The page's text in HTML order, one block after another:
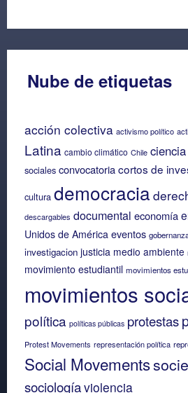
Nube de etiquetas
acción colectiva activismo político
Latina cambio climático Chile
sociales convocatoriacortos de
cultura democracia
descargables documental economía
Unidos de América eventos
investigacion justicia medio ambiente
movimiento estudiantil movimientos
movimientos
política políticas públicas protestas
Protest Movements representación política
Social Movements
sociologíaviolencia